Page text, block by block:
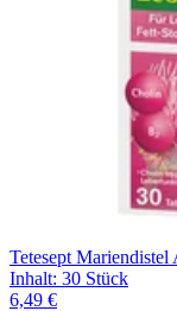
Tetesept Mariendistel
Inhalt: 30 Stück
6,49 €